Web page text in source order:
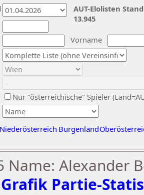
Vorname
Nur "österreichische" Spieler
Niederösterreich Burgenland
AUT-Elolisten
13.945
Name: Alexander
Grafik Partie-